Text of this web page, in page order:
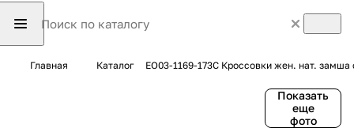
Главная Каталог EO03-1169-173C Кроссовки жен. нат. замша
Показать
еще
фото